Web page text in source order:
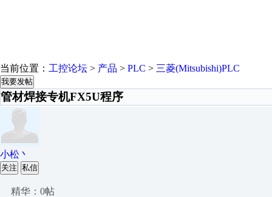
当前位置： 工控论坛 > 产品 > PLC > 三菱(Mitsubishi)PLC
我要发帖
管材焊接专机FX5U程序
小松丶
关注 私信
精华：0帖